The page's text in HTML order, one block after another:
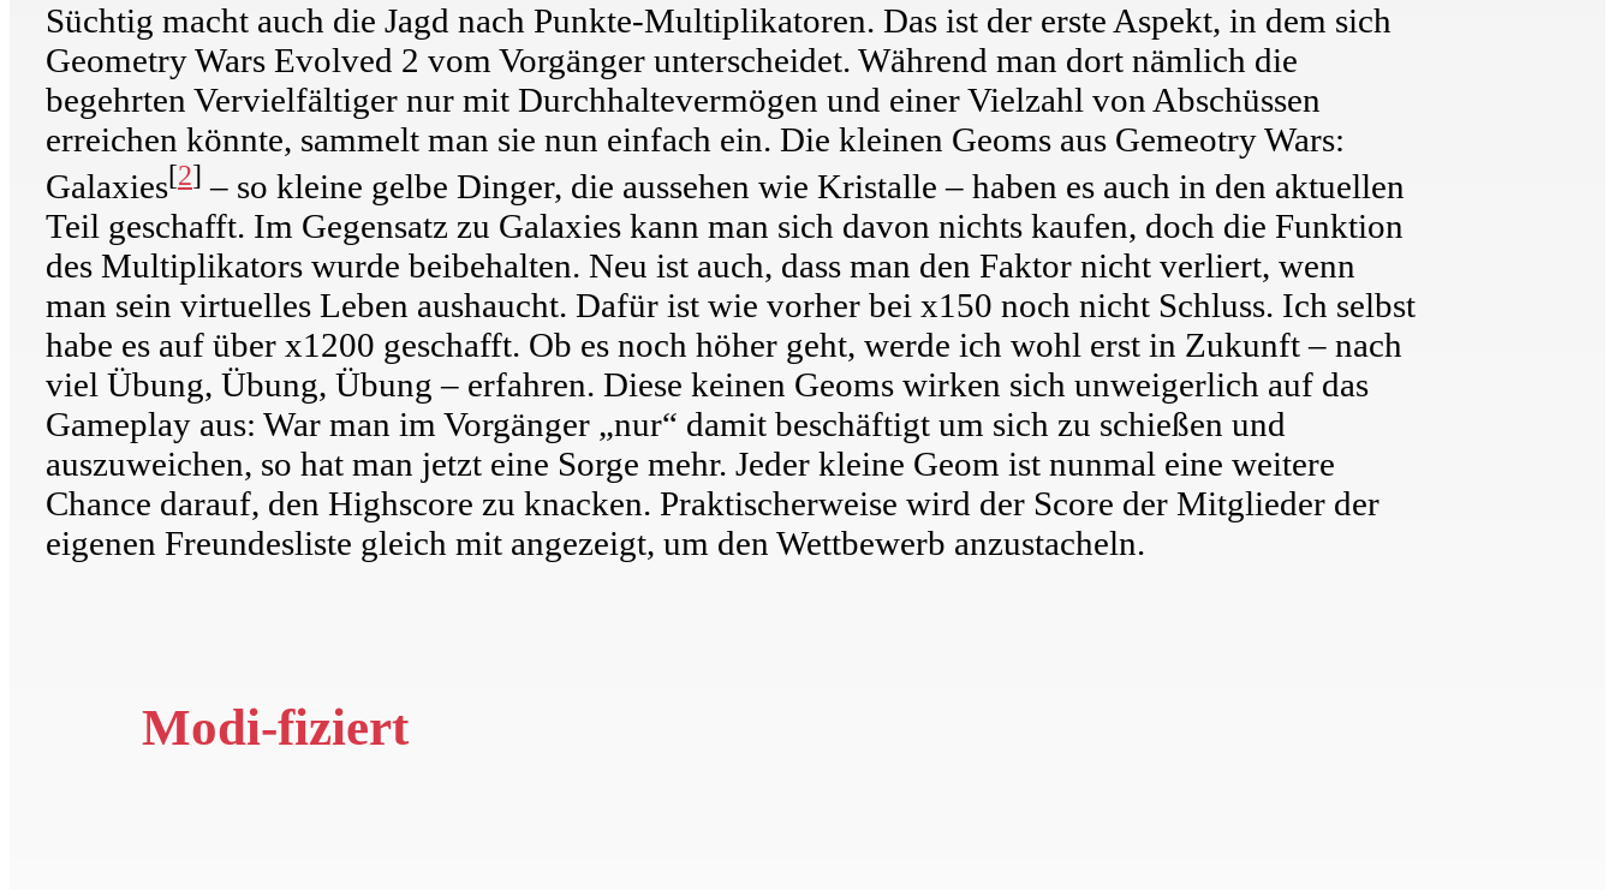
Süchtig macht auch die Jagd nach Punkte-Multiplikatoren. Das ist der erste Aspekt, in dem sich
Geometry Wars Evolved 2 vom Vorgänger unterscheidet. Während man dort nämlich die
begehrten Vervielfältiger nur mit Durchhaltevermögen und einer Vielzahl von Abschüssen
erreichen könnte, sammelt man sie nun einfach ein. Die kleinen Geoms aus Gemeotry Wars:
Galaxies[2] – so kleine gelbe Dinger, die aussehen wie Kristalle – haben es auch in den aktuellen
Teil geschafft. Im Gegensatz zu Galaxies kann man sich davon nichts kaufen, doch die Funktion
des Multiplikators wurde beibehalten. Neu ist auch, dass man den Faktor nicht verliert, wenn
man sein virtuelles Leben aushaucht. Dafür ist wie vorher bei x150 noch nicht Schluss. Ich selbst
habe es auf über x1200 geschafft. Ob es noch höher geht, werde ich wohl erst in Zukunft – nach
viel Übung, Übung, Übung – erfahren. Diese keinen Geoms wirken sich unweigerlich auf das
Gameplay aus: War man im Vorgänger „nur“ damit beschäftigt um sich zu schießen und
auszuweichen, so hat man jetzt eine Sorge mehr. Jeder kleine Geom ist nunmal eine weitere
Chance darauf, den Highscore zu knacken. Praktischerweise wird der Score der Mitglieder der
eigenen Freundesliste gleich mit angezeigt, um den Wettbewerb anzustacheln.
Modi-fiziert